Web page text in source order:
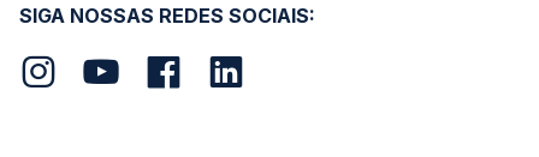
SIGA NOSSAS REDES SOCIAIS: